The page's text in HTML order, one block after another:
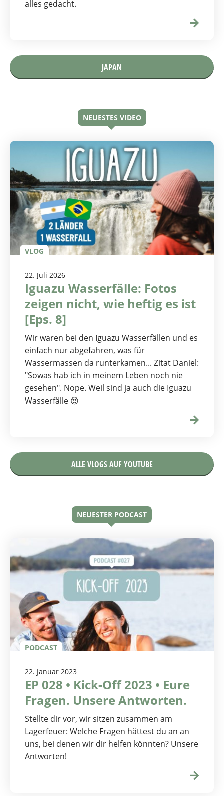
alles gedacht.
JAPAN
NEUESTES VIDEO
VLOG
22. Juli 2026
Iguazu Wasserfälle: Fotos
zeigen nicht, wie heftig es ist
[Eps. 8]
Wir waren bei den Iguazu Wasserfällen und es
einfach nur abgefahren, was für
Wassermassen da runterkamen... Zitat Daniel:
"Sowas hab ich in meinem Leben noch nie
gesehen". Nope. Weil sind ja auch die Iguazu
Wasserfälle 😍
ALLE VLOGS AUF YOUTUBE
NEUESTER PODCAST
PODCAST
22. Januar 2023
EP 028 • Kick-Off 2023 • Eure
Fragen. Unsere Antworten.
Stellte dir vor, wir sitzen zusammen am
Lagerfeuer: Welche Fragen hättest du an an
uns, bei denen wir dir helfen könnten? Unsere
Antworten!